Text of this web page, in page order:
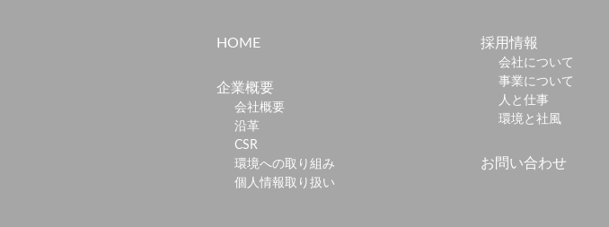
HOME
企業概要
会社概要
沿革
CSR
環境への取り組み
個人情報取り扱い
採用情報
会社について
事業について
人と仕事
環境と社風
お問い合わせ